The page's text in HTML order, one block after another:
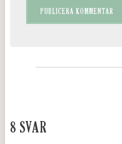
8 SVAR